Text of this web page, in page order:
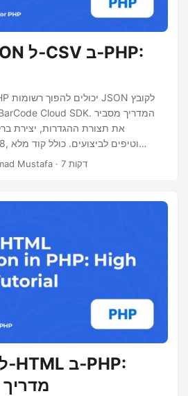
את תצורת ההגדרות, יצירת
· Muhammad Mustafa · 7 דקות